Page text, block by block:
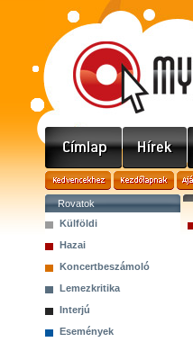
Rovatok
Külföldi
Hazai
Koncertbeszámoló
Lemezkritika
Interjú
Események